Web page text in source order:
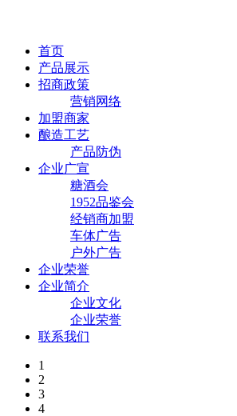
首页
产品展示
招商政策
营销网络
加盟商家
酿造工艺
产品防伪
企业广宣
糖酒会
1952品鉴会
经销商加盟
车体广告
户外广告
企业荣誉
企业简介
企业文化
企业荣誉
联系我们
1
2
3
4